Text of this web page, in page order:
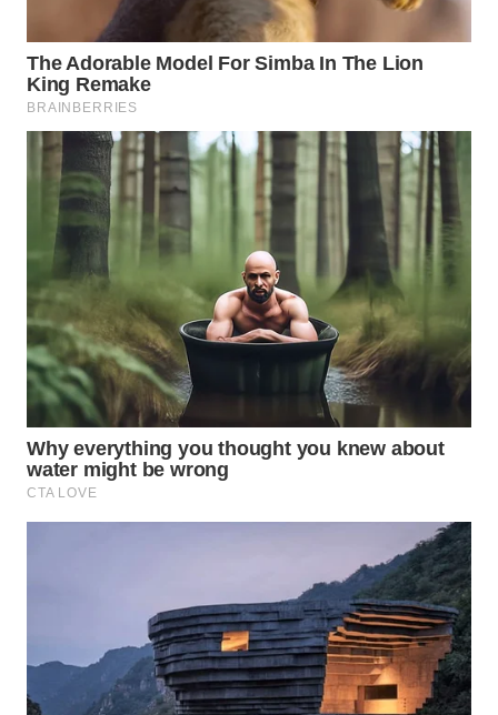
WN
NIAS
LANGKAT
TAPANULI
SELATAN
WN
TANJUNG
LESUNG
WN
KARO
LABUHANBATU